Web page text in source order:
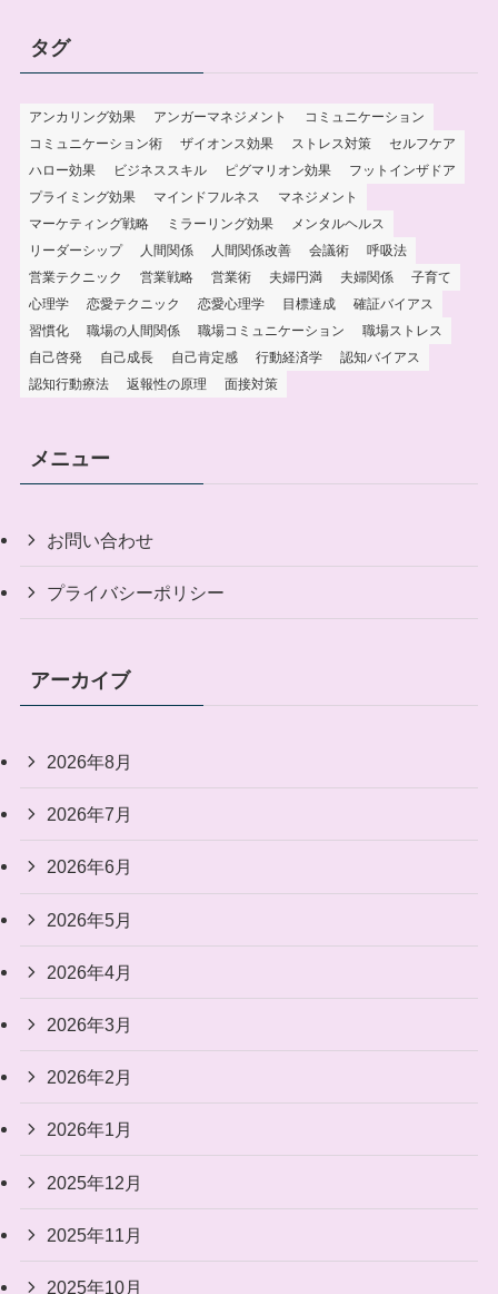
タグ
アンカリング効果 アンガーマネジメント
コミュニケーション
コミュニケーション術
ザイオンス効果 ストレス対策
セルフケア
ハロー効果
ビジネススキル ピグマリオン効果
フットインザドア
プライミング効果
マインドフルネス
マネジメント
マーケティング戦略
ミラーリング効果
メンタルヘルス
リーダーシップ
人間関係 人間関係改善 会議術
呼吸法
営業テクニック
営業戦略 営業術 夫婦円満 夫婦関係
子育て
心理学
恋愛テクニック 恋愛心理学 目標達成
確証バイアス
習慣化
職場の人間関係 職場コミュニケーション
職場ストレス
自己啓発
自己成長 自己肯定感 行動経済学
認知バイアス
認知行動療法
返報性の原理 面接対策
メニュー
お問い合わせ
プライバシーポリシー
アーカイブ
2026年8月
2026年7月
2026年6月
2026年5月
2026年4月
2026年3月
2026年2月
2026年1月
2025年12月
2025年11月
2025年10月